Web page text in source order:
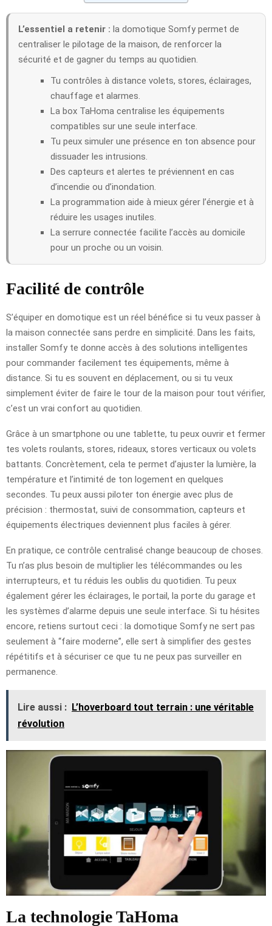
L’essentiel a retenir : la domotique Somfy permet de
centraliser le pilotage de la maison, de renforcer la
sécurité et de gagner du temps au quotidien.
Tu contrôles à distance volets, stores, éclairages,
chauffage et alarmes.
La box TaHoma centralise les équipements
compatibles sur une seule interface.
Tu peux simuler une présence en ton absence pour
dissuader les intrusions.
Des capteurs et alertes te préviennent en cas
d’incendie ou d’inondation.
La programmation aide à mieux gérer l’énergie et à
réduire les usages inutiles.
La serrure connectée facilite l’accès au domicile
pour un proche ou un voisin.
Facilité de contrôle
S’équiper en domotique est un réel bénéfice si tu veux passer à
la maison connectée sans perdre en simplicité. Dans les faits,
installer Somfy te donne accès à des solutions intelligentes
pour commander facilement tes équipements, même à
distance. Si tu es souvent en déplacement, ou si tu veux
simplement éviter de faire le tour de la maison pour tout vérifier,
c’est un vrai confort au quotidien.
Grâce à un smartphone ou une tablette, tu peux ouvrir et fermer
tes volets roulants, stores, rideaux, stores verticaux ou volets
battants. Concrètement, cela te permet d’ajuster la lumière, la
température et l’intimité de ton logement en quelques
secondes. Tu peux aussi piloter ton énergie avec plus de
précision : thermostat, suivi de consommation, capteurs et
équipements électriques deviennent plus faciles à gérer.
En pratique, ce contrôle centralisé change beaucoup de choses.
Tu n’as plus besoin de multiplier les télécommandes ou les
interrupteurs, et tu réduis les oublis du quotidien. Tu peux
également gérer les éclairages, le portail, la porte du garage et
les systèmes d’alarme depuis une seule interface. Si tu hésites
encore, retiens surtout ceci : la domotique Somfy ne sert pas
seulement à “faire moderne”, elle sert à simplifier des gestes
répétitifs et à sécuriser ce que tu ne peux pas surveiller en
permanence.
Lire aussi : L’hoverboard tout terrain : une véritable
révolution
La technologie TaHoma